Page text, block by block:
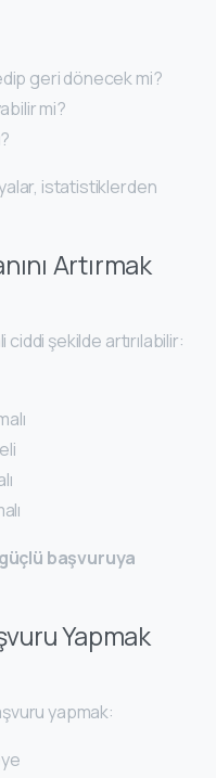
geri dönecek mi?
mi?
istatistiklerden
Artırmak
ciddi şekilde artırılabilir:
güçlü başvuruya
Yapmak
yapmak: